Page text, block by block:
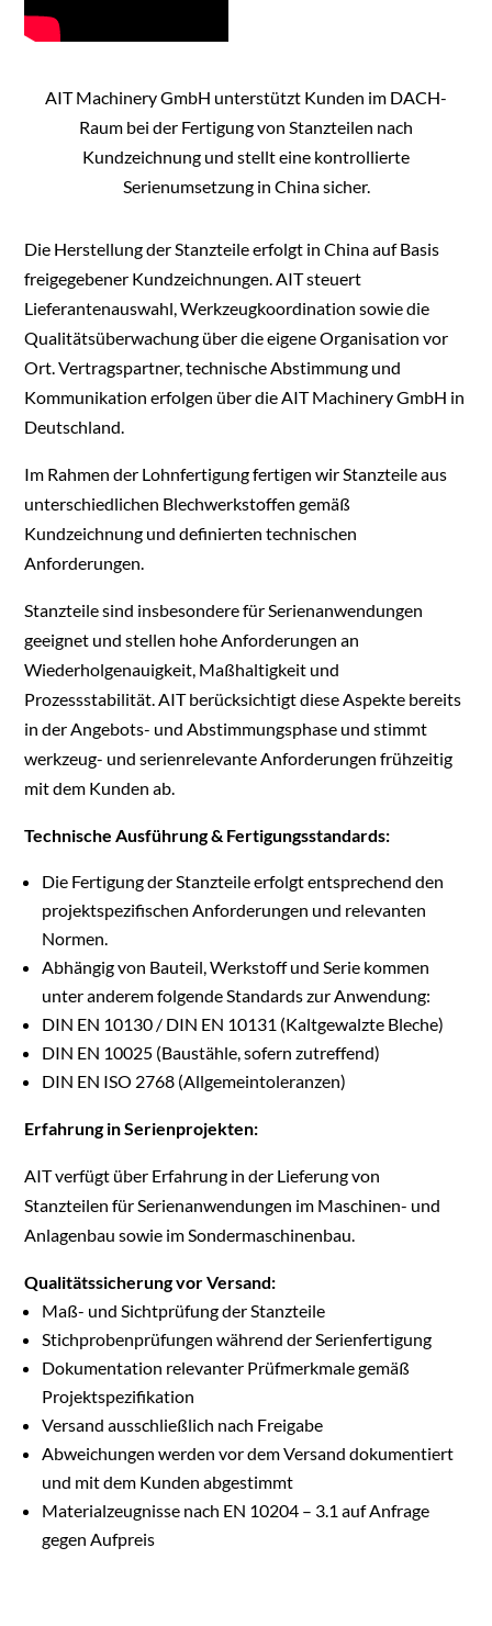
AIT Machinery GmbH unterstützt Kunden im DACH-
Raum bei der Fertigung von Stanzteilen nach
Kundzeichnung und stellt eine kontrollierte
Serienumsetzung in China sicher.
Die Herstellung der Stanzteile erfolgt in China auf Basis
freigegebener Kundzeichnungen. AIT steuert
Lieferantenauswahl, Werkzeugkoordination sowie die
Qualitätsüberwachung über die eigene Organisation vor
Ort. Vertragspartner, technische Abstimmung und
Kommunikation erfolgen über die AIT Machinery GmbH in
Deutschland.
Im Rahmen der Lohnfertigung fertigen wir Stanzteile aus
unterschiedlichen Blechwerkstoffen gemäß
Kundzeichnung und definierten technischen
Anforderungen.
Stanzteile sind insbesondere für Serienanwendungen
geeignet und stellen hohe Anforderungen an
Wiederholgenauigkeit, Maßhaltigkeit und
Prozessstabilität. AIT berücksichtigt diese Aspekte bereits
in der Angebots- und Abstimmungsphase und stimmt
werkzeug- und serienrelevante Anforderungen frühzeitig
mit dem Kunden ab.
Technische Ausführung & Fertigungsstandards:
Die Fertigung der Stanzteile erfolgt entsprechend den
projektspezifischen Anforderungen und relevanten
Normen.
Abhängig von Bauteil, Werkstoff und Serie kommen
unter anderem folgende Standards zur Anwendung:
DIN EN 10130 / DIN EN 10131 (Kaltgewalzte Bleche)
DIN EN 10025 (Baustähle, sofern zutreffend)
DIN EN ISO 2768 (Allgemeintoleranzen)
Erfahrung in Serienprojekten:
AIT verfügt über Erfahrung in der Lieferung von
Stanzteilen für Serienanwendungen im Maschinen- und
Anlagenbau sowie im Sondermaschinenbau.
Qualitätssicherung vor Versand:
Maß- und Sichtprüfung der Stanzteile
Stichprobenprüfungen während der Serienfertigung
Dokumentation relevanter Prüfmerkmale gemäß
Projektspezifikation
Versand ausschließlich nach Freigabe
Abweichungen werden vor dem Versand dokumentiert
und mit dem Kunden abgestimmt
Materialzeugnisse nach EN 10204 – 3.1 auf Anfrage
gegen Aufpreis